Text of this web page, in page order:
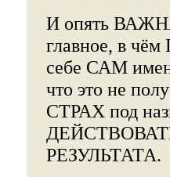
И опять
главное, в
себе САМ
что это не
СТРАХ под
ДЕЙСТВОВАТЬ.
РЕЗУЛЬТАТА.